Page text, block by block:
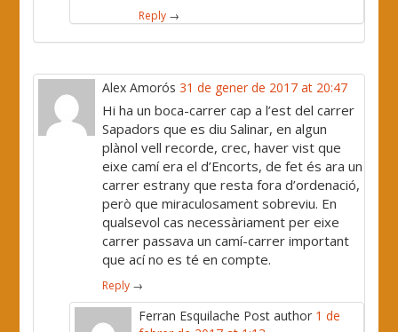
Reply →
Alex Amorós31 de gener de 2017 at 20:47
Hi ha un boca-carrer cap a l’est del carrer
Sapadors que es diu Salinar, en algun
plànol vell recorde, crec, haver vist que
eixe camí era el d’Encorts, de fet és ara un
carrer estrany que resta fora d’ordenació,
però que miraculosament sobreviu. En
qualsevol cas necessàriament per eixe
carrer passava un camí-carrer important
que ací no es té en compte.
Reply →
Ferran Esquilache Post author 1 de